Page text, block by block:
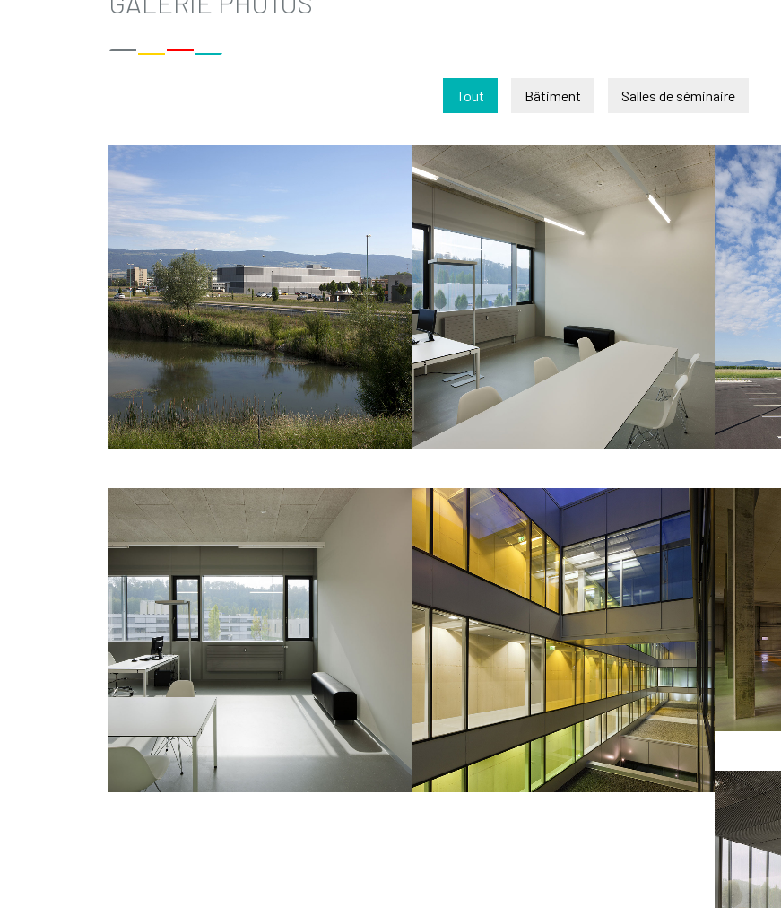
Tout Bâtiment Salles de séminaire
Prises de vues du 30 mai 2011 Espace aménagé (prétexte)
Espace aménagé (prétexte) Vue transversale